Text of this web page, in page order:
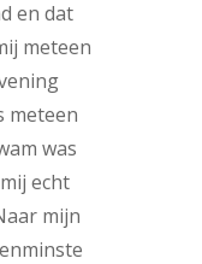
en dat
meteen
meteen
was
echt
mijn